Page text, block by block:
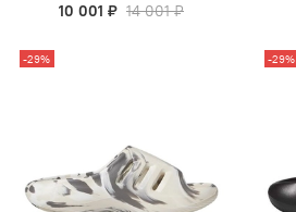
10 001 ₽ 14 001 ₽
-29% -29%